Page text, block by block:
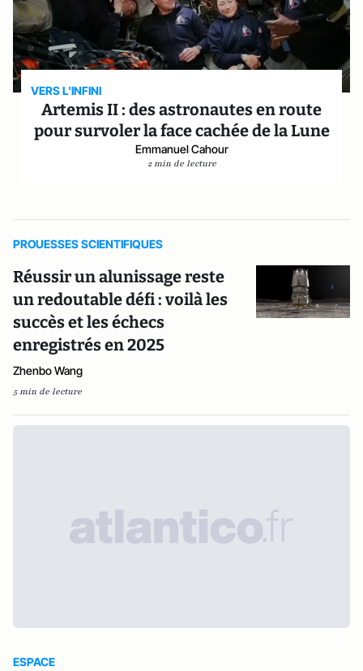
VERS L'INFINI
Artemis II : des astronautes en route
pour survoler la face cachée de la Lune
Emmanuel Cahour
2 min de lecture
PROUESSES SCIENTIFIQUES
Réussir un alunissage reste
un redoutable défi : voilà les
succès et les échecs
enregistrés en 2025
Zhenbo Wang
5 min de lecture
ESPACE